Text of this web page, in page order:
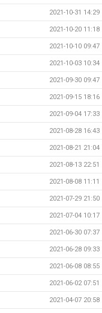
2021-10-31 14:29
2021-10-20 11:18
2021-10-10 09:47
2021-10-03 10:34
2021-09-30 09:47
2021-09-15 18:16
2021-09-04 17:33
2021-08-28 16:43
2021-08-21 21:04
2021-08-13 22:51
2021-08-08 11:11
2021-07-29 21:50
2021-07-04 10:17
2021-06-30 07:37
2021-06-28 09:33
2021-06-08 08:55
2021-06-02 07:51
2021-04-07 20:58